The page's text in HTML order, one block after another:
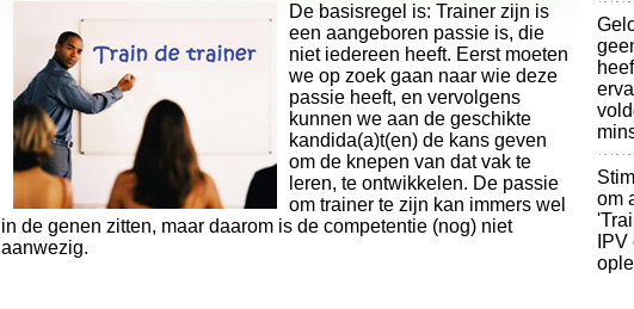
De basisregel is: Trainer zijn is
een aangeboren passie is, die
niet iedereen heeft. Eerst moeten
we op zoek gaan naar wie deze
passie heeft, en vervolgens
kunnen we aan de geschikte
kandida(a)t(en) de kans geven
om de knepen van dat vak te
leren, te ontwikkelen. De passie
om trainer te zijn kan immers wel
in de genen zitten, maar daarom is de competentie (nog) niet
aanwezig.
om